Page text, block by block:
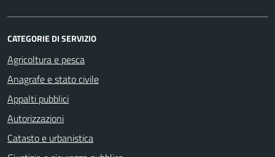
CATEGORIE DI SERVIZIO
Agricoltura e pesca
Anagrafe e stato civile
Appalti pubblici
Autorizzazioni
Catasto e urbanistica